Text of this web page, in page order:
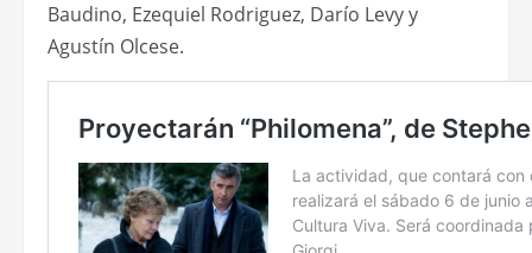
Baudino, Ezequiel Rodriguez, Darío Levy y
Agustín Olcese.